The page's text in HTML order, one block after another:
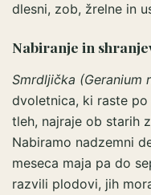
dlesni, zob, žrelne in
Nabiranje in
Smrdljička (Geranium
dvoletnica, ki raste
tleh, najraje ob starih
Nabiramo nadzemni
meseca maja pa do
razvili plodovi, jih